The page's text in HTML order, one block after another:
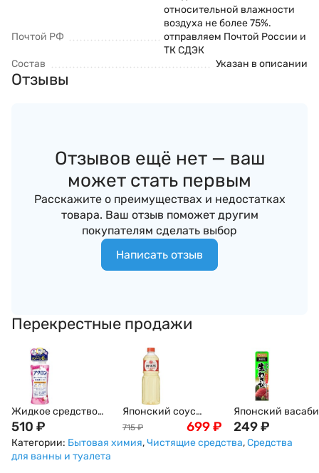
относительной влажности
воздуха не более 75%.
Почтой РФ
отправляем Почтой России и
ТК СДЭК
Состав
Указан в описании
Отзывы
Отзывов ещё нет — ваш
может стать первым
Расскажите о преимуществах и недостатках
товара. Ваш отзыв поможет другим
покупателям сделать выбор
Написать отзыв
Перекрестные продажи
Жидкое средство
Akron для стирки
деликатных тканей
(аромат нежное
мыло/ цветочный),
510 ₽
Японский соус
мирин King Jyoso,
1000мл
715 ₽ 699₽
Японский васаби
House в тюбике,
249₽
Категории: Бытовая химия,Чистящие средства,Средства
для ванны и туалета